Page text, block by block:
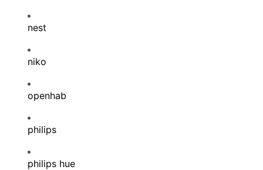
nest
niko
openhab
philips
philips hue